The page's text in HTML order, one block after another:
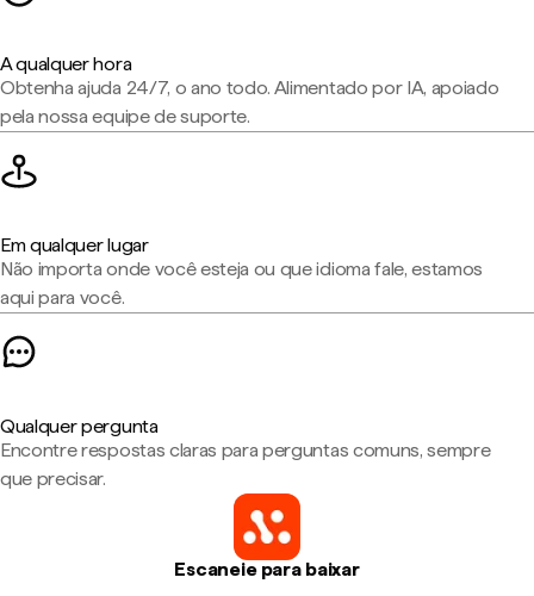
A qualquer hora
Obtenha ajuda 24/7, o ano todo. Alimentado por IA, apoiado
pela nossa equipe de suporte.
Em qualquer lugar
Não importa onde você esteja ou que idioma fale, estamos
aqui para você.
Qualquer pergunta
Encontre respostas claras para perguntas comuns, sempre
que precisar.
Escaneie para baixar